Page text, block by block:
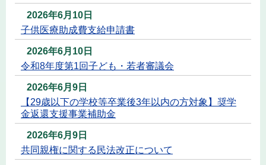
2026年6月10日
子供医療助成費支給申請書
2026年6月10日
令和8年度第1回子ども・若者審議会
2026年6月9日
【29歳以下の学校等卒業後3年以内の方対象】奨学
金返還支援事業補助金
2026年6月9日
共同親権に関する民法改正について